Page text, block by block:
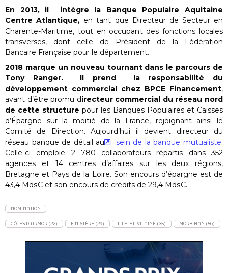
En 2013, il intègre la Banque Populaire Aquitaine
Centre Atlantique, en tant que Directeur de Secteur en
Charente-Maritime, tout en occupant des fonctions locales
transverses, dont celle de Président de la Fédération
Bancaire Française pour le département.
2018 marque un nouveau tournant dans le parcours de
Tony Ranger. Il prend la responsabilité du
développement commercial chez BPCE Financement,
avant d’être promu directeur commercial du réseau nord
de cette structure pour les Banques Populaires et Caisses
d’Épargne sur la moitié de la France, rejoignant ainsi le
Comité de Direction. Aujourd’hui il devient directeur du
réseau banque de détail au
sein de la banque mutualiste.
Celle-ci emploie 2 780 collaborateurs répartis dans 352
agences et 14 centres d’affaires sur les deux régions,
Bretagne et Pays de la Loire. Son encours d’épargne est de
43,4 Mds€ et son encours de crédits de 29,4 Mds€.
NOMINATION
CÔTES D'ARMOR (22) FINISTÈRE (29) ILLE-ET-VILAINE (35) MORBIHAN (56)